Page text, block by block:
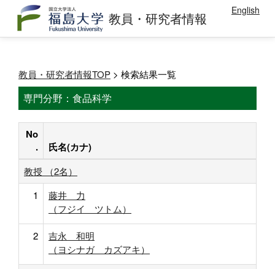
教員・研究者情報 English
教員・研究者情報TOP > 検索結果一覧
専門分野：食品科学
No
.
氏名(カナ)
教授 （2名）
1
藤井 力
（フジイ ツトム）
2
吉永 和明
（ヨシナガ カズアキ）